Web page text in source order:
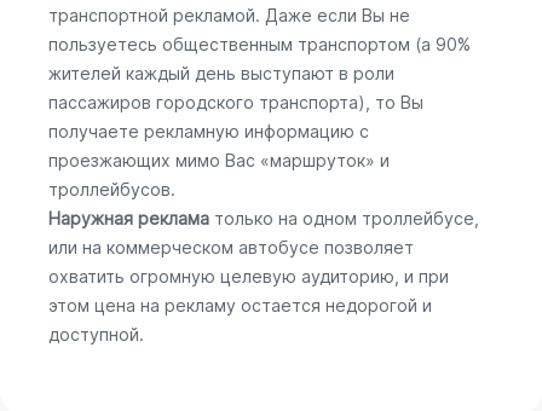
транспортной рекламой. Даже если Вы не
пользуетесь общественным транспортом (а 90%
жителей каждый день выступают в роли
пассажиров городского транспорта), то Вы
получаете рекламную информацию с
проезжающих мимо Вас «маршруток» и
троллейбусов.
Наружная реклама только на одном троллейбусе,
или на коммерческом автобусе позволяет
охватить огромную целевую аудиторию, и при
этом цена на рекламу остается недорогой и
доступной.